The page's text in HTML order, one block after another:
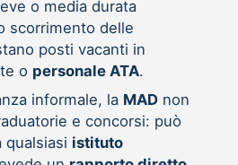
o media durata
scorrimento delle
posti vacanti in
o personale ATA.
informale, la MADnon
e concorsi: può
qualsiasi istituto